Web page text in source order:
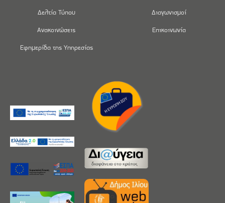
Δελτία Τύπου
Ανακοινώσεις
Εφημερίδα της Υπηρεσίας
Διαγωνισμοί
Επικοινωνία